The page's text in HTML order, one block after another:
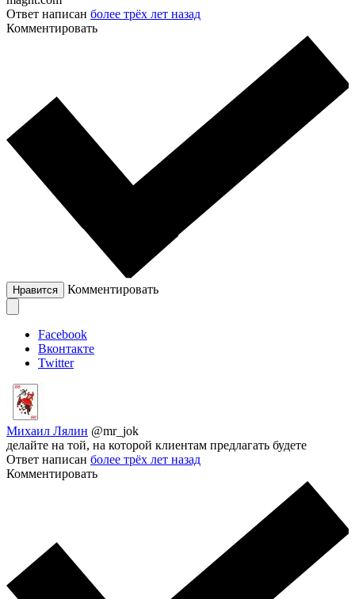
Ответ написан более трёх лет назад
Комментировать
Нравится Комментировать
Facebook
Вконтакте
Twitter
Михаил Лялин @mr_jok
делайте на той, на которой клиентам предлагать будете
Ответ написан более трёх лет назад
Комментировать